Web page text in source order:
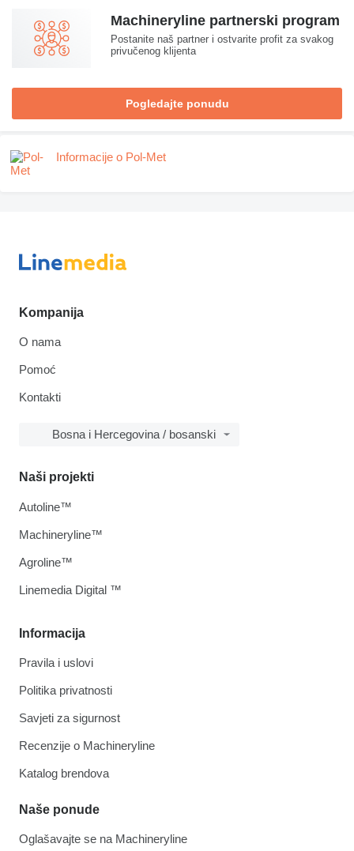
Machineryline partnerski program
Postanite naš partner i ostvarite profit za svakog
privučenog klijenta
Pogledajte ponudu
Informacije o Pol-Met
Kompanija
O nama
Pomoć
Kontakti
Bosna i Hercegovina / bosanski
Informacija
Pravila i uslovi
Politika privatnosti
Savjeti za sigurnost
Recenzije o Machineryline
Katalog brendova
Naše ponude
Oglašavajte se na Machineryline
Naši projekti
Autoline™
Machineryline™
Agroline™
Linemedia Digital ™